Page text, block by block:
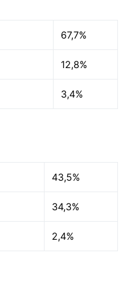
67,7%
12,8%
3,4%
43,5%
34,3%
2,4%